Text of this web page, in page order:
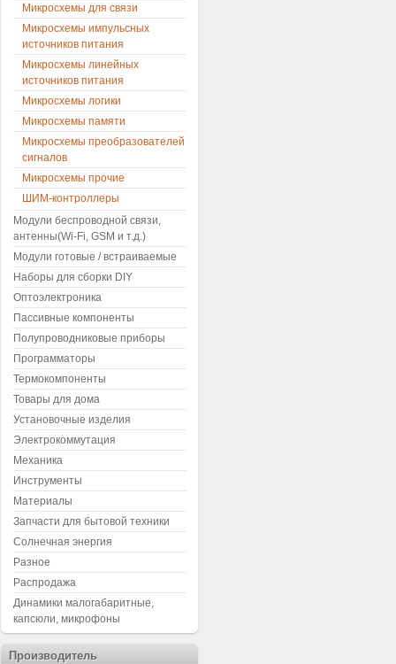
Микросхемы для связи
Микросхемы импульсных
источников питания
Микросхемы линейных
источников питания
Микросхемы логики
Микросхемы памяти
Микросхемы преобразователей
сигналов
Микросхемы прочие
ШИМ-контроллеры
Модули беспроводной связи,
антенны(Wi-Fi, GSM и т.д.)
Модули готовые / встраиваемые
Наборы для сборки DIY
Оптоэлектроника
Пассивные компоненты
Полупроводниковые приборы
Программаторы
Термокомпоненты
Товары для дома
Установочные изделия
Электрокоммутация
Механика
Инструменты
Материалы
Запчасти для бытовой техники
Солнечная энергия
Разное
Распродажа
Динамики малогабаритные,
капсюли, микрофоны
Производитель